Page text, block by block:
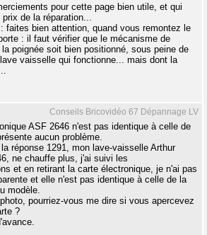
pour cette page bien utile, et qui
de la réparation...
faites bien attention, quand vous remontez le
: il faut vérifier que le mécanisme de
poignée soit bien positionné, sous peine de
vaisselle qui fonctionne... mais dont la
Conseils Bricovidéo 67 Dépannage LV
ASF 2646 n'est pas identique à celle de
aucun problème.
réponse 1291, mon lave-vaisselle Arthur
ne chauffe plus, j'ai suivi les
et en retirant la carte électronique, je n'ai pas
et elle n'est pas identique à celle de la
modèle.
pourriez-vous me dire si vous apercevez
?